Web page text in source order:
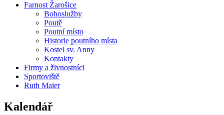
Farnost Žarošice
Bohoslužby
Poutě
Poutní místo
Historie poutního místa
Kostel sv. Anny
Kontakty
Firmy a živnostníci
Sportoviště
Ruth Maier
Kalendář